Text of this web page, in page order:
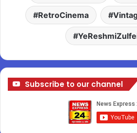
RetroCinema
Subscribe to our channel